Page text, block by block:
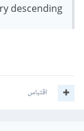
descending
اقتباس